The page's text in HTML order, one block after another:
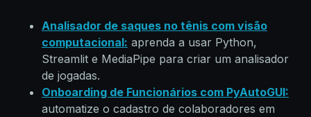
Analisador de saques no tênis com visão
computacional: aprenda a usar Python,
Streamlit e MediaPipe para criar um analisador
de jogadas.
Onboarding de Funcionários com PyAutoGUI:
automatize o cadastro de colaboradores em